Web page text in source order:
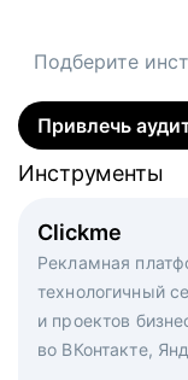
Подберите
Привлечь
Clickme
Рекламная
технологичный
и проектов
во ВКонтакте,
Инструменты
Вакансия дня
Рекламный
hh.ru.
Инструменты
Массовый
кандидатов и
маркетологи,
hh.ru с целым
Инструменты